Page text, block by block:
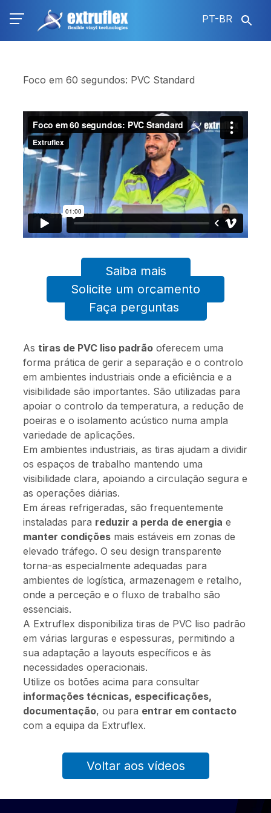
para
PT-BR
Foco em 60 segundos: PVC Standard
Saiba mais
Solicite um orçamento
Faça perguntas
As tiras de PVC liso padrãooferecem uma
forma prática de gerir a separação e o controlo
em ambientes industriais onde a eficiência e a
visibilidade são importantes. São utilizadas para
apoiar o controlo da temperatura, a redução de
poeiras e o isolamento acústico numa ampla
variedade de aplicações.
Em ambientes industriais, as tiras ajudam a dividir
os espaços de trabalho mantendo uma
visibilidade clara, apoiando a circulação segura e
as operações diárias.
Em áreas refrigeradas, são frequentemente
instaladas para reduzir a perda de energia e
manter condiçõesmais estáveis em zonas de
elevado tráfego. O seu design transparente
torna-as especialmente adequadas para
ambientes de logística, armazenagem e retalho,
onde a perceção e o fluxo de trabalho são
essenciais.
A Extruflex disponibiliza tiras de PVC liso padrão
em várias larguras e espessuras, permitindo a
sua adaptação a layouts específicos e às
necessidades operacionais.
Utilize os botões acima para consultar
informações técnicas, especificações,
documentação, ou para entrar em contacto
com a equipa da Extruflex.
Voltar aos vídeos